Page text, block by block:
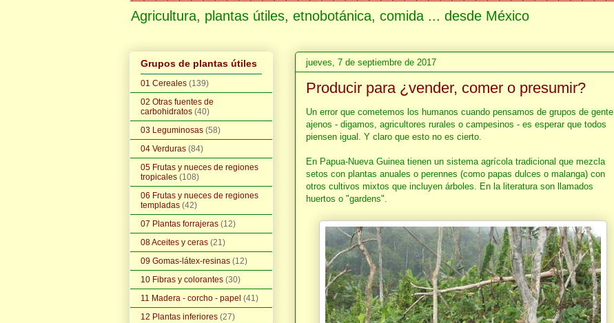
Agricultura, plantas útiles, etnobotánica, comida ... desde México
jueves, 7 de septiembre de 2017
Producir para ¿vender, comer o presumir?
Un error que cometemos los humanos cuando pensamos de grupos de gente
ajenos - digamos, agricultores rurales o campesinos - es esperar que todos
piensen igual. Y claro que esto no es cierto.
En Papua-Nueva Guinea tienen un sistema agrícola tradicional que mezcla
setos con plantas anuales o perennes (como papas dulces o malanga) con
otros cultivos mixtos que incluyen árboles. En la literatura son llamados
huertos o "gardens".
Grupos de plantas útiles
01 Cereales (139)
02 Otras fuentes de
carbohidratos (40)
03 Leguminosas (58)
04 Verduras (84)
05 Frutas y nueces de regiones
tropicales (108)
06 Frutas y nueces de regiones
templadas (42)
07 Plantas forrajeras (12)
08 Aceites y ceras (21)
09 Gomas-látex-resinas (12)
10 Fibras y colorantes (30)
11 Madera - corcho - papel (41)
12 Plantas inferiores (27)